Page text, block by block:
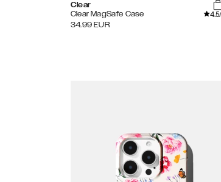
Clear
Clear MagSafe Case
4.5
34.99 EUR